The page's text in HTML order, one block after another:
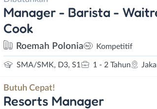
Manager - Barista -
Cook
Roemah Polonia Kompetitif
SMA/SMK, D3, S1 1 - 2 Tahun
Butuh Cepat!
Resorts Manager